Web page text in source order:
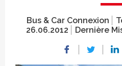
Bus & Car Connexion
26.06.2012
Dernière